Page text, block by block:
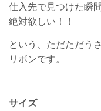
仕入先で見つけた瞬
絶対欲しい！！
という、ただただう
リボンです。
サイズ